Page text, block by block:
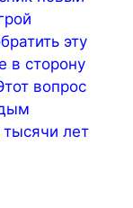
эту
в сторону
вопрос
лет